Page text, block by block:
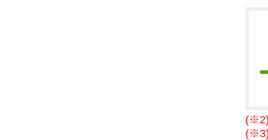
(※2)
(※3)